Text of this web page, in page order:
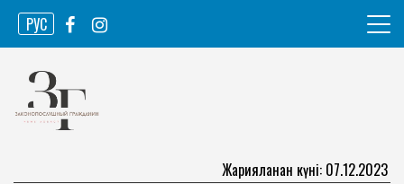
Skip
content
РУС
Законопослушный гражданин
Жарияланған күні: 07.12.2023